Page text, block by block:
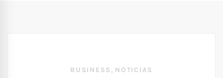
BUSINESS , NOTICIAS